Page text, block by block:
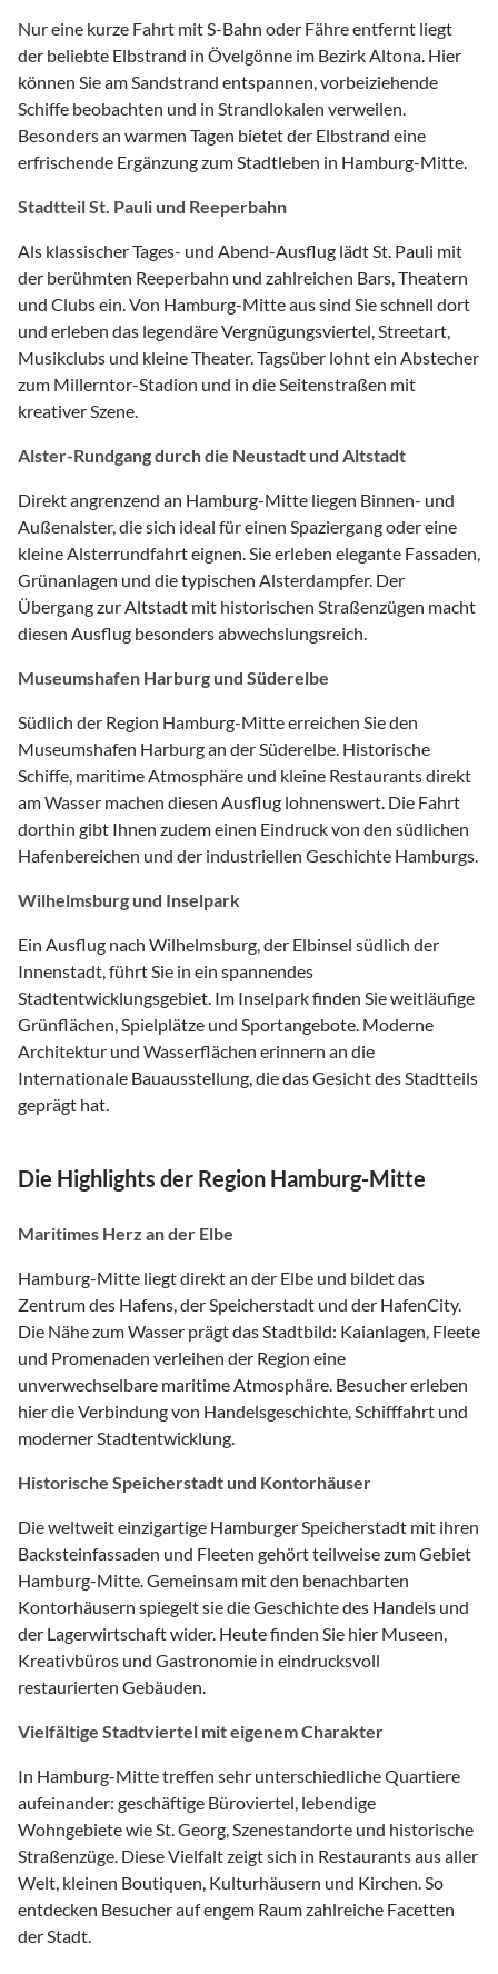
Nur eine kurze Fahrt mit S-Bahn oder Fähre entfernt liegt
der beliebte Elbstrand in Övelgönne im Bezirk Altona. Hier
können Sie am Sandstrand entspannen, vorbeiziehende
Schiffe beobachten und in Strandlokalen verweilen.
Besonders an warmen Tagen bietet der Elbstrand eine
erfrischende Ergänzung zum Stadtleben in Hamburg-Mitte.
Stadtteil St. Pauli und Reeperbahn
Als klassischer Tages- und Abend-Ausflug lädt St. Pauli mit
der berühmten Reeperbahn und zahlreichen Bars, Theatern
und Clubs ein. Von Hamburg-Mitte aus sind Sie schnell dort
und erleben das legendäre Vergnügungsviertel, Streetart,
Musikclubs und kleine Theater. Tagsüber lohnt ein Abstecher
zum Millerntor-Stadion und in die Seitenstraßen mit
kreativer Szene.
Alster-Rundgang durch die Neustadt und Altstadt
Direkt angrenzend an Hamburg-Mitte liegen Binnen- und
Außenalster, die sich ideal für einen Spaziergang oder eine
kleine Alsterrundfahrt eignen. Sie erleben elegante Fassaden,
Grünanlagen und die typischen Alsterdampfer. Der
Übergang zur Altstadt mit historischen Straßenzügen macht
diesen Ausflug besonders abwechslungsreich.
Museumshafen Harburg und Süderelbe
Südlich der Region Hamburg-Mitte erreichen Sie den
Museumshafen Harburg an der Süderelbe. Historische
Schiffe, maritime Atmosphäre und kleine Restaurants direkt
am Wasser machen diesen Ausflug lohnenswert. Die Fahrt
dorthin gibt Ihnen zudem einen Eindruck von den südlichen
Hafenbereichen und der industriellen Geschichte Hamburgs.
Wilhelmsburg und Inselpark
Ein Ausflug nach Wilhelmsburg, der Elbinsel südlich der
Innenstadt, führt Sie in ein spannendes
Stadtentwicklungsgebiet. Im Inselpark finden Sie weitläufige
Grünflächen, Spielplätze und Sportangebote. Moderne
Architektur und Wasserflächen erinnern an die
Internationale Bauausstellung, die das Gesicht des Stadtteils
geprägt hat.
Die Highlights der Region Hamburg-Mitte
Maritimes Herz an der Elbe
Hamburg-Mitte liegt direkt an der Elbe und bildet das
Zentrum des Hafens, der Speicherstadt und der HafenCity.
Die Nähe zum Wasser prägt das Stadtbild: Kaianlagen, Fleete
und Promenaden verleihen der Region eine
unverwechselbare maritime Atmosphäre. Besucher erleben
hier die Verbindung von Handelsgeschichte, Schifffahrt und
moderner Stadtentwicklung.
Historische Speicherstadt und Kontorhäuser
Die weltweit einzigartige Hamburger Speicherstadt mit ihren
Backsteinfassaden und Fleeten gehört teilweise zum Gebiet
Hamburg-Mitte. Gemeinsam mit den benachbarten
Kontorhäusern spiegelt sie die Geschichte des Handels und
der Lagerwirtschaft wider. Heute finden Sie hier Museen,
Kreativbüros und Gastronomie in eindrucksvoll
restaurierten Gebäuden.
Vielfältige Stadtviertel mit eigenem Charakter
In Hamburg-Mitte treffen sehr unterschiedliche Quartiere
aufeinander: geschäftige Büroviertel, lebendige
Wohngebiete wie St. Georg, Szenestandorte und historische
Straßenzüge. Diese Vielfalt zeigt sich in Restaurants aus aller
Welt, kleinen Boutiquen, Kulturhäusern und Kirchen. So
entdecken Besucher auf engem Raum zahlreiche Facetten
der Stadt.